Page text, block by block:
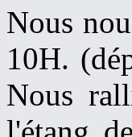
Nous
10H.
Nous